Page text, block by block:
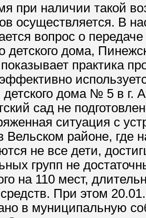
при наличии такой
осуществляется. В
вопрос о
детского дома,
практика
дома № 5 в г.
сад не
ситуация с
Вельском районе, где
не все дети,
групп не
на 110 мест,
При этом
в муниципальную